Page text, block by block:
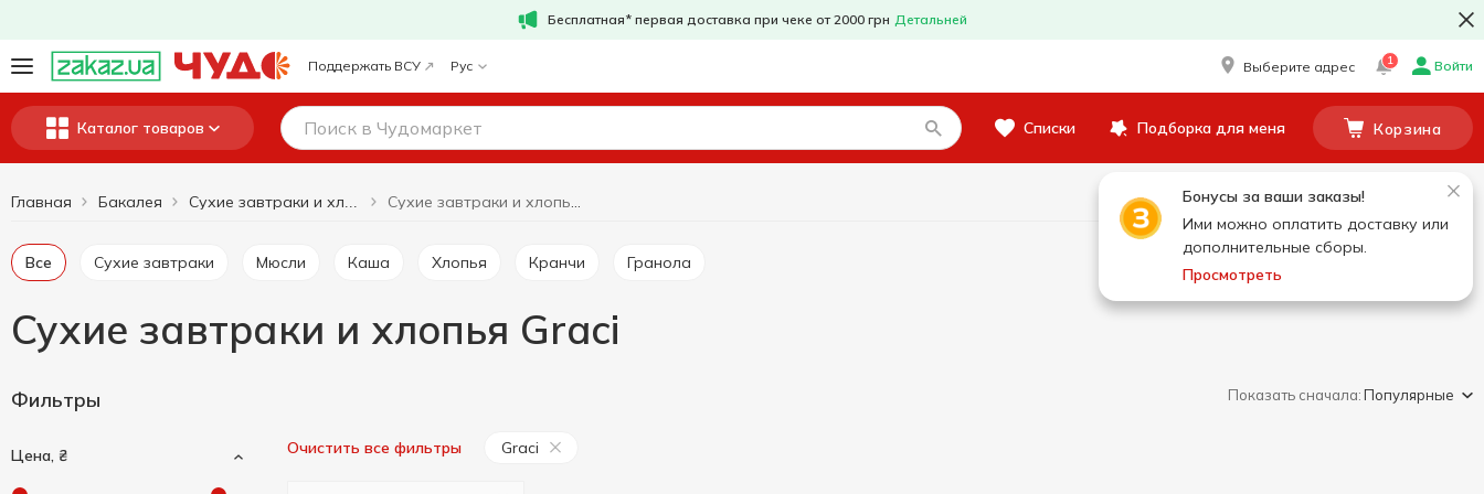
Бесплатная* первая доставка при чеке от 2000 грн Детальней
Поддержать ВСУ Рус Выберите адрес 1 Войти
Каталог товаров Списки Подборка для меня Корзина
Бонусы за ваши заказы!
Ими можно оплатить доставку или
дополнительные сборы.
Просмотреть
Главная Бакалея Сухие завтраки и хлопья Graci
Все Сухие завтраки Мюсли Каша Хлопья Кранчи Гранола
Сухие завтраки и хлопья Graci
Фильтры
Цена, ₴
Показать сначала:Популярные
Очистить все фильтры Graci